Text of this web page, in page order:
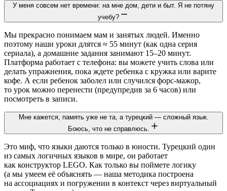
У меня совсем нет времени: на мне дом, дети и быт. Я не потяну
учебу?
Мы прекрасно понимаем мам и занятых людей. Именно
поэтому наши уроки длятся ≈ 55 минут (как одна серия
сериала), а домашние задания занимают 15–20 минут.
Платформа работает с телефона: вы можете учить слова или
делать упражнения, пока ждете ребенка с кружка или варите
кофе. А если ребенок заболел или случился форс-мажор,
то урок можно перенести (предупредив за 6 часов) или
посмотреть в записи.
Мне кажется, память уже не та, а турецкий — сложный язык.
Боюсь, что не справлюсь.
Это миф, что языки даются только в юности. Турецкий один
из самых логичных языков в мире, он работает
как конструктор LEGO. Как только вы поймете логику
(а мы умеем её объяснять — наша методика построена
на ассоциациях и погружении в контекст через виртуальный